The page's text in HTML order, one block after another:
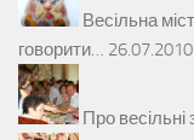
Весільна
говорити… 26.07.2010
Про весільні